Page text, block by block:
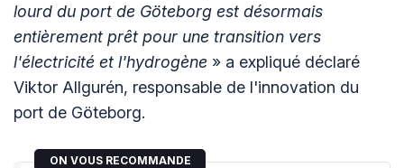
lourd du port de Göteborg est désormais
entièrement prêt pour une transition vers
l'électricité et l'hydrogène » a expliqué déclaré
Viktor Allgurén, responsable de l'innovation du
port de Göteborg.
ON VOUS RECOMMANDE